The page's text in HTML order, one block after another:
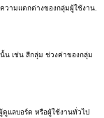
วามแตกต่างของกลุ่มผู้ใช้งาน.
เช่น สีกลุ่ม ช่วงค่าของกลุ่ม
แลบอร์ด หรือผู้ใช้งานทั่วไป